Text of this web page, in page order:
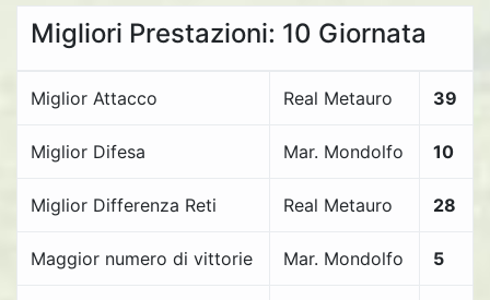
Migliori Prestazioni: 10 Giornata
Miglior Attacco Real Metauro 39
Miglior Difesa Mar. Mondolfo 10
Miglior Differenza Reti Real Metauro 28
Maggior numero di vittorie Mar. Mondolfo 5